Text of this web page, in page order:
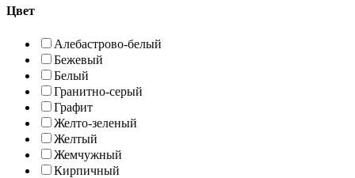
Цвет
Алебастрово-белый
Бежевый
Белый
Гранитно-серый
Графит
Желто-зеленый
Желтый
Жемчужный
Кирпичный